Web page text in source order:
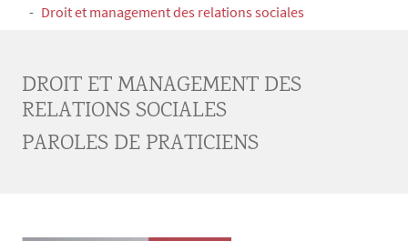
Droit et management des relations sociales
DROIT ET MANAGEMENT DES
RELATIONS SOCIALES
PAROLES DE PRATICIENS